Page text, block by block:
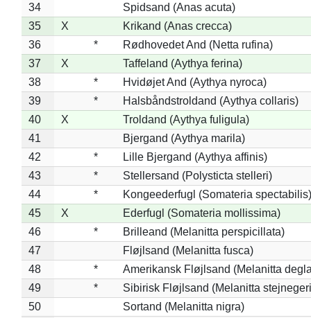
34
Spidsand (Anas acuta)
35
X
Krikand (Anas crecca)
36
*
Rødhovedet And (Netta rufina)
37
X
Taffeland (Aythya ferina)
38
*
Hvidøjet And (Aythya nyroca)
39
*
Halsbåndstroldand (Aythya collaris)
40
X
Troldand (Aythya fuligula)
41
Bjergand (Aythya marila)
42
*
Lille Bjergand (Aythya affinis)
43
*
Stellersand (Polysticta stelleri)
44
*
Kongeederfugl (Somateria spectabilis)
45
X
Ederfugl (Somateria mollissima)
46
*
Brilleand (Melanitta perspicillata)
47
Fløjlsand (Melanitta fusca)
48
*
Amerikansk Fløjlsand (Melanitta
49
*
Sibirisk Fløjlsand (Melanitta
50
Sortand (Melanitta nigra)